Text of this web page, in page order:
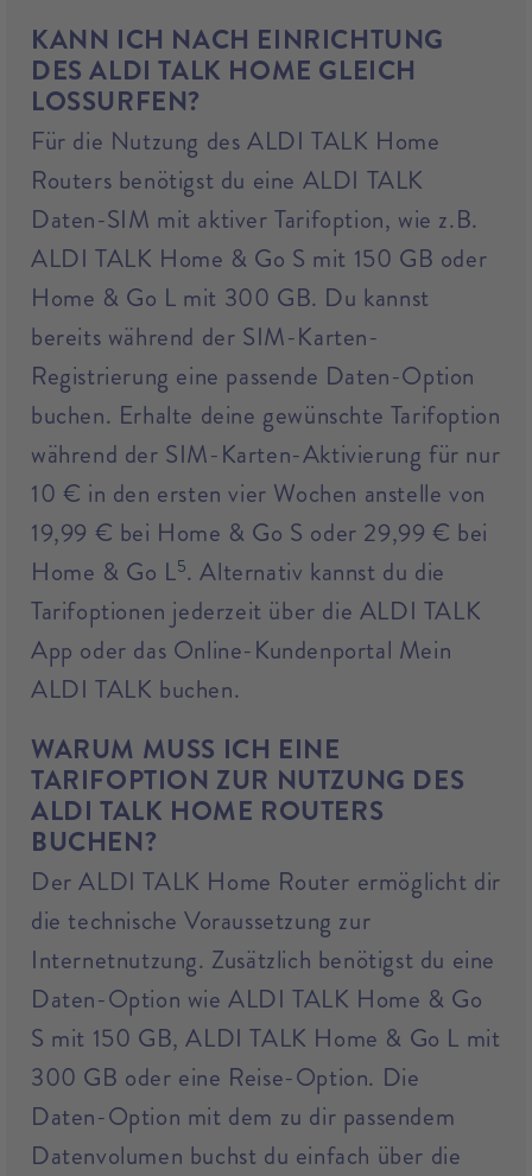
KANN ICH NACH EINRICHTUNG
DES ALDI TALK HOME GLEICH
LOSSURFEN?
Für die Nutzung des ALDI TALK Home
Routers benötigst du eine ALDI TALK
Daten-SIM mit aktiver Tarifoption, wie z.B.
ALDI TALK Home & Go S mit 150 GB oder
Home & Go L mit 300 GB. Du kannst
bereits während der SIM-Karten-
Registrierung eine passende Daten-Option
buchen. Erhalte deine gewünschte Tarifoption
während der SIM-Karten-Aktivierung für nur
10 € in den ersten vier Wochen anstelle von
19,99 € bei Home & Go S oder 29,99 € bei
Home & Go L5. Alternativ kannst du die
Tarifoptionen jederzeit über die ALDI TALK
App oder das Online-Kundenportal Mein
ALDI TALK buchen.
WARUM MUSS ICH EINE
TARIFOPTION ZUR NUTZUNG DES
ALDI TALK HOME ROUTERS
BUCHEN?
Der ALDI TALK Home Router ermöglicht dir
die technische Voraussetzung zur
Internetnutzung. Zusätzlich benötigst du eine
Daten-Option wie ALDI TALK Home & Go
S mit 150 GB, ALDI TALK Home & Go L mit
300 GB oder eine Reise-Option. Die
Daten-Option mit dem zu dir passendem
Datenvolumen buchst du einfach über die